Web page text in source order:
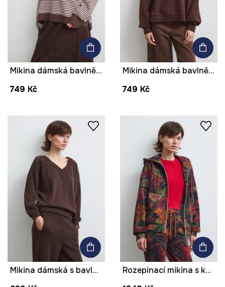
Mikina dámská bavlněná pruhovaná
749 Kč
Mikina dámská bavlněná hladká
749 Kč
Mikina dámská s bavlnou hladká
Rozepínací mikina s kapucí dámská bavlněná